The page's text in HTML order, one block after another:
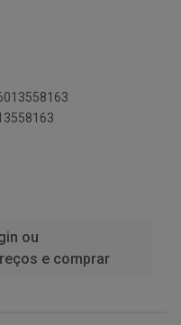
ou
e comprar